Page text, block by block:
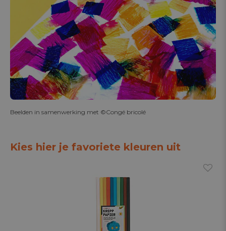
Beelden in samenwerking met ©Congé bricolé
Kies hier je favoriete kleuren uit